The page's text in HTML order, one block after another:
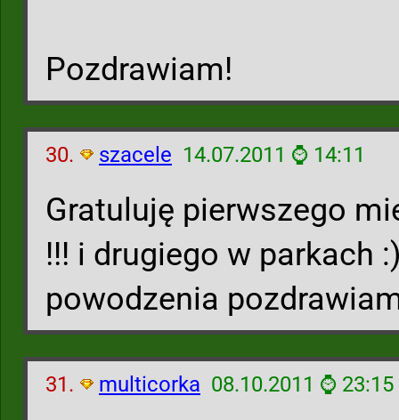
Pozdrawiam!
30. szacele 14.07.2011 ⌚ 14:11
Gratuluję pierwszego
!!! i drugiego w parkach
powodzenia
31. multicorka 08.10.2011 ⌚ 23:15